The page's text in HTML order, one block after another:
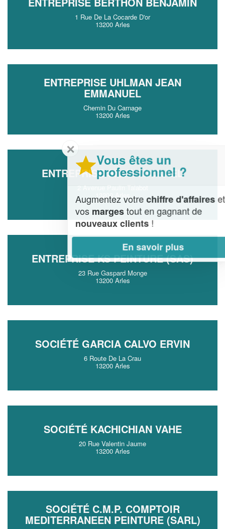
1 Rue De La Cocarde D'or
13200 Arles
ENTREPRISE UHLMAN JEAN
EMMANUEL
Chemin Du Carnage
13200 Arles
ENTREPRISE SILVA MICKAEL
2 Avenue Paulin Talabot
13200 Arles
ENTREPRISE KS PEINTURE (SAS)
23 Rue Gaspard Monge
13200 Arles
SOCIÉTÉ GARCIA CALVO ERVIN
6 Route De La Crau
13200 Arles
SOCIÉTÉ KACHICHIAN VAHE
20 Rue Valentin Jaume
13200 Arles
SOCIÉTÉ C.M.P. COMPTOIR
MEDITERRANEEN PEINTURE (SARL)
✕
Vous êtes un
professionnel ?
Augmentez votrechiffre d'affaireset
vosmargestout en gagnant de
nouveaux clients!
En savoir plus